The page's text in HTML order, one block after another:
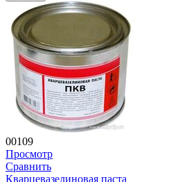
00109
Просмотр
Сравнить
Кварцевазелиновая паста